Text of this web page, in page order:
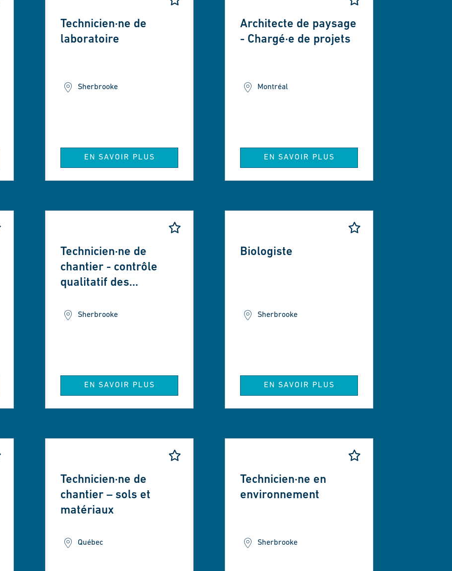
Technicien·ne de
laboratoire
Sherbrooke
EN SAVOIR PLUS
Architecte de paysage
- Chargé·e de projets
Montréal
EN SAVOIR PLUS
Technicien·ne de
chantier - contrôle
qualitatif des
Sherbrooke
EN SAVOIR PLUS
Biologiste
Sherbrooke
EN SAVOIR PLUS
Technicien·ne de
chantier – sols et
matériaux
Québec
Technicien·ne en
environnement
Sherbrooke